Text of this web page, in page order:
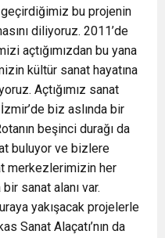
bu projenin
diliyoruz. 2011’de
açtığımızdan bu yana
kültür sanat hayatına
Açtığımız sanat
biz aslında bir
beşinci durağı da
buluyor ve bizlere
merkezlerimizin her
sanat alanı var.
yakışacak projelerle
Sanat Alaçatı’nın da